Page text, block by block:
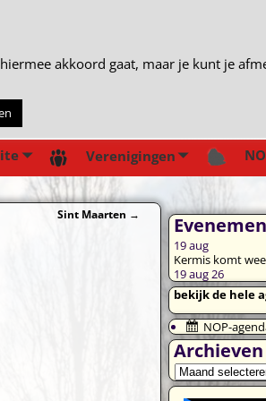
Verenigingen
Sint Maarten →
19aug
Kermis komt
19 aug 26
bekijk de hele
NOP-
Archieven
akkoord gaat, maar je kunt je